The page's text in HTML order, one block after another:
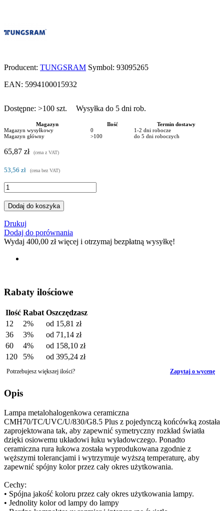
Producent: TUNGSRAM Symbol: 93095265
EAN: 5994100015932
Dostępne: >100 szt. Wysyłka do 5 dni rob.
Magazyn Ilość
Termin dostawy
Magazyn wysyłkowy
0
1-2 dni robocze
Magazyn główny
>100 do 5 dni roboczych
65,87 zł (cena z VAT)
53,56 zł (cena bez VAT)
Dodaj do koszyka
Drukuj
Dodaj do porównania
Wydaj 400,00 złwięcej i otrzymaj bezpłatną wysyłkę!
Rabaty ilościowe
Ilość Rabat Oszczędzasz
12
2% od 15,81 zł
36
3% od 71,14 zł
60
4% od 158,10 zł
120
5% od 395,24 zł
Potrzebujesz większej ilości? Zapytaj o wycenę
Opis
Lampa metalohalogenkowa ceramiczna
CMH70/TC/UVC/U/830/G8.5 Plus z pojedynczą końcówką została
zaprojektowana tak, aby zapewnić symetryczny rozkład światła
dzięki osiowemu układowi łuku wyładowczego. Ponadto
ceramiczna rura łukowa została wyprodukowana zgodnie z
węższymi tolerancjami i wytrzymuje wyższą temperaturę, aby
zapewnić spójny kolor przez cały okres użytkowania.
Cechy:
• Spójna jakość koloru przez cały okres użytkowania lampy.
• Jednolity kolor od lampy do lampy